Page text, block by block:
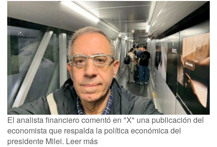
El analista financiero comentó en "X" una publicación del
economista que respalda la política económica del
presidente Milei. Leer más